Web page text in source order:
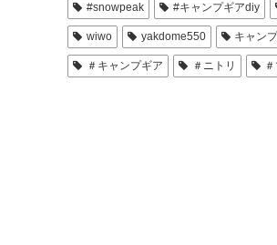
#snowpeak #キャンプギアdiy
wiwo yakdome550 キャン
＃キャンプギア ＃ニトリ